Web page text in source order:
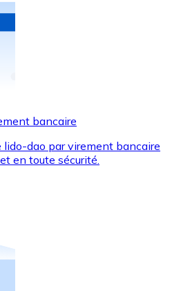
en espèces et d'autres
et Mastercard pour acheter
cadeaux de vos marques
cartes-cadeaux
bancaire
dao par virement bancaire
en toute sécurité.